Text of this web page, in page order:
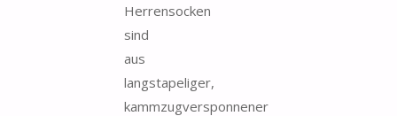
Herrensocken
sind
aus
langstapeliger,
kammzugversponnener